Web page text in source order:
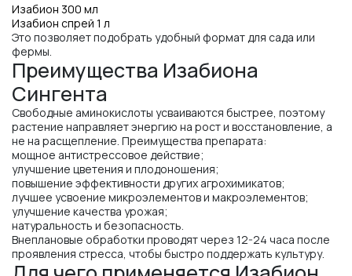
Изабион 300 мл
Изабион спрей 1 л
Это позволяет подобрать удобный формат для сада или
фермы.
Преимущества Изабиона
Сингента
Свободные аминокислоты усваиваются быстрее, поэтому
растение направляет энергию на рост и восстановление, а
не на расщепление. Преимущества препарата:
мощное антистрессовое действие;
улучшение цветения и плодоношения;
повышение эффективности других агрохимикатов;
лучшее усвоение микроэлементов и макроэлементов;
улучшение качества урожая;
натуральность и безопасность.
Внеплановые обработки проводят через 12-24 часа после
проявления стресса, чтобы быстро поддержать культуру.